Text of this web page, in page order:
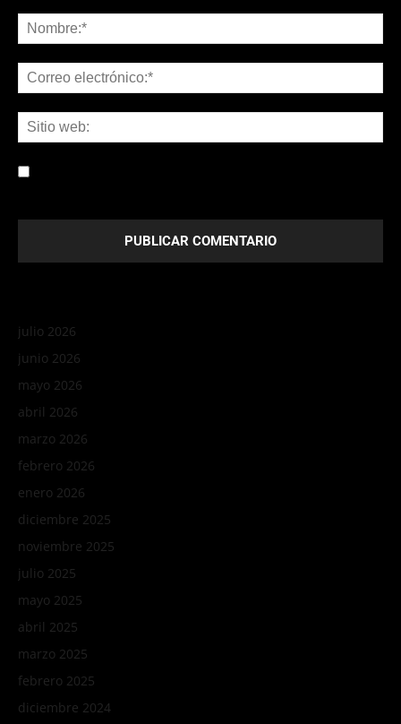
julio 2026
junio 2026
mayo 2026
abril 2026
marzo 2026
febrero 2026
enero 2026
diciembre 2025
noviembre 2025
julio 2025
mayo 2025
abril 2025
marzo 2025
febrero 2025
diciembre 2024